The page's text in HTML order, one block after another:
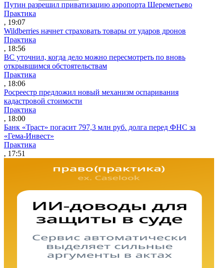
Путин разрешил приватизацию аэропорта Шереметьево
Практика
, 19:07
Wildberries начнет страховать товары от ударов дронов
Практика
, 18:56
ВС уточнил, когда дело можно пересмотреть по вновь
открывшимся обстоятельствам
Практика
, 18:06
Росреестр предложил новый механизм оспаривания
кадастровой стоимости
Практика
, 18:00
Банк «Траст» погасит 797,3 млн руб. долга перед ФНС за
«Гема-Инвест»
Практика
, 17:51